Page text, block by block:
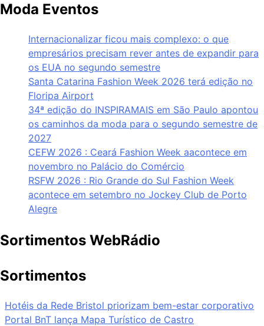
Moda Eventos
Internacionalizar ficou mais complexo: o que
empresários precisam rever antes de expandir para
os EUA no segundo semestre
Santa Catarina Fashion Week 2026 terá edição no
Floripa Airport
34ª edição do INSPIRAMAIS em São Paulo apontou
os caminhos da moda para o segundo semestre de
2027
CEFW 2026 : Ceará Fashion Week aacontece em
novembro no Palácio do Comércio
RSFW 2026 : Rio Grande do Sul Fashion Week
acontece em setembro no Jockey Club de Porto
Alegre
Sortimentos WebRádio
Sortimentos
Hotéis da Rede Bristol priorizam bem-estar corporativo
Portal BnT lança Mapa Turístico de Castro